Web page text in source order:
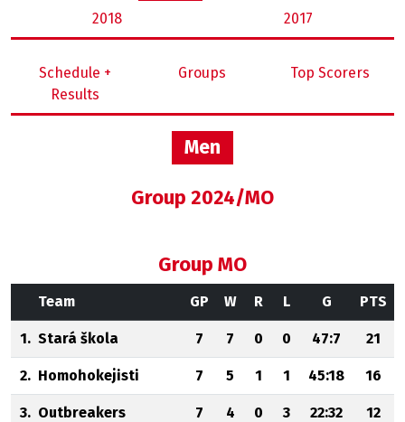
2018 2017
Schedule +
Results
Groups Top Scorers
Men
Group 2024/MO
Group MO
Team GP W R L G PTS
1. Stará škola 7 7 0 0 47:7 21
2. Homohokejisti 7 5 1 1 45:18 16
3. Outbreakers 7 4 0 3 22:32 12